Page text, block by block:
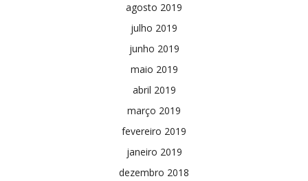
agosto 2019
julho 2019
junho 2019
maio 2019
abril 2019
março 2019
fevereiro 2019
janeiro 2019
dezembro 2018